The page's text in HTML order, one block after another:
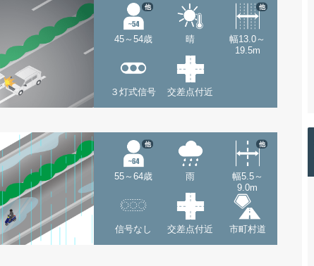
45～54歳
他
晴
幅13.0～
19.5m
他
３灯式信号 交差点付近
55～64歳
他
雨
幅5.5～
9.0m
他
信号なし 交差点付近 市町村道